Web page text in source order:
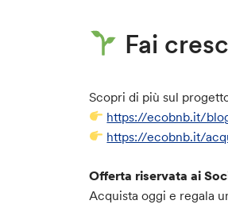
Fai
Scopri di più sul
https://ecobnb.it/
https://ecobnb.it/
Offerta riservata ai
Acquista oggi e regala